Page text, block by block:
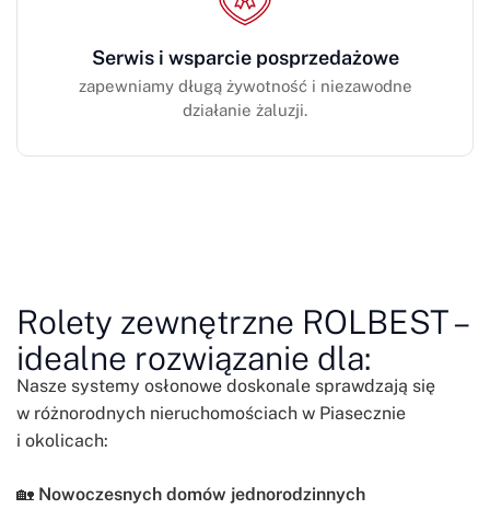
Serwis i wsparcie posprzedażowe
zapewniamy długą żywotność i niezawodne
działanie żaluzji.
Rolety zewnętrzne ROLBEST –
idealne rozwiązanie dla:
Nasze systemy osłonowe doskonale sprawdzają się
w różnorodnych nieruchomościach w Piasecznie
i okolicach:
🏡 Nowoczesnych domów jednorodzinnych